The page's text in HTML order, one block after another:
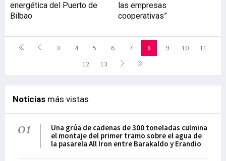
energética del Puerto de
Bilbao
las empresas
cooperativas”
3 4 5 6 7 8 9 10
11
12
13
Noticias más vistas
01
Una grúa de cadenas de 300 toneladas culmina
el montaje del primer tramo sobre el agua de
la pasarela All Iron entre Barakaldo y Erandio